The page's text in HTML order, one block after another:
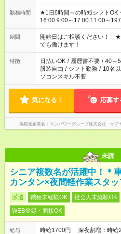
勤務時間
★1日6時間～の時短シフトOK ★スタート時間選べます！ 7:00～
16:00 9:00～17:00 11:00～19:00 など
場合、他のお仕事と合わせ週
ん ※法令に基づき、週20時間
となります ※労働者派遣法（
短時間・短期間の就業はご案
期間
開始日はご相談ください！
でも働けます！
特徴 日払いOK / 履歴書不要 / 40～
服装自由 / シフト勤務 / 10名
ソコンスキル不要
気になる！ 応募す
掲載元企業名 マンパワーグループ株式会社 ケア
未読
シニア複数名が活躍中！＊
カンタン×夜間軽作業スタッ
派遣 職種未経験OK 社会人未経験OK
WEB登録・面接OK
給与
時給1700円 深夜割増：時